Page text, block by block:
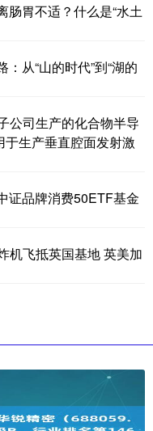
肠胃不适？什么是“水土
从“山的时代”到“湖的
公司生产的化合物半导
生产垂直腔面发射激
证品牌消费50ETF基金
机飞抵英国基地 英美加